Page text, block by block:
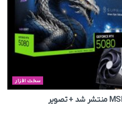
سخت افزار